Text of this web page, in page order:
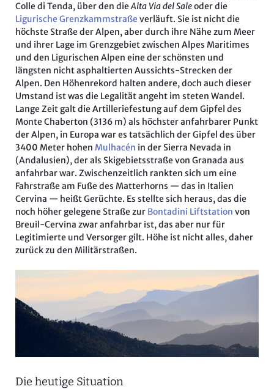
Colle di Tenda, über den dieAlta Via del Saleoder die
Ligurische Grenzkammstraße verläuft. Sie ist nicht die
höchste Straße der Alpen, aber durch ihre Nähe zum Meer
und ihrer Lage im Grenzgebiet zwischen Alpes Maritimes
und den Ligurischen Alpen eine der schönsten und
längsten nicht asphaltierten Aussichts-Strecken der
Alpen. Den Höhenrekord halten andere, doch auch dieser
Umstand ist was die Legalität angeht im steten Wandel.
Lange Zeit galt die Artilleriefestung auf dem Gipfel des
Monte Chaberton (3136 m) als höchster anfahrbarer Punkt
der Alpen, in Europa war es tatsächlich der Gipfel des über
3400 Meter hohen Mulhacén in der Sierra Nevada in
(Andalusien), der als Skigebietsstraße von Granada aus
anfahrbar war. Zwischenzeitlich rankten sich um eine
Fahrstraße am Fuße des Matterhorns — das in Italien
Cervina — heißt Gerüchte. Es stellte sich heraus, das die
noch höher gelegene Straße zur Bontadini Liftstation von
Breuil-Cervina zwar anfahrbar ist, das aber nur für
Legitimierte und Versorger gilt. Höhe ist nicht alles, daher
zurück zu den Militärstraßen.
Die heutige Situation